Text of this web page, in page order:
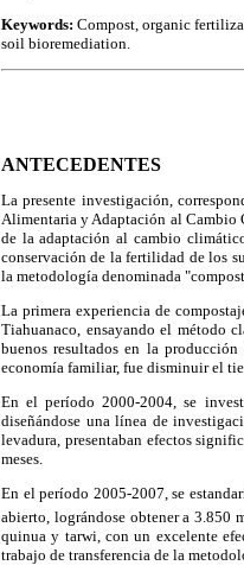
Keywords:Compost, organic
soil bioremediation.
ANTECEDENTES
La presente investigación,
Alimentaria y Adaptación al
de la adaptación al cambio
conservación de la fertilidad de los
la metodología denominada
La primera experiencia de
Tiahuanaco, ensayando el método
buenos resultados en la
economía familiar, fue disminuir el
En el período 2000-2004, se
diseñándose una línea de
levadura, presentaban efectos
meses.
En el período 2005-2007, se
abierto, lográndose obtener a 3.850
quinua y tarwi, con un excelente
trabajo de transferencia de la